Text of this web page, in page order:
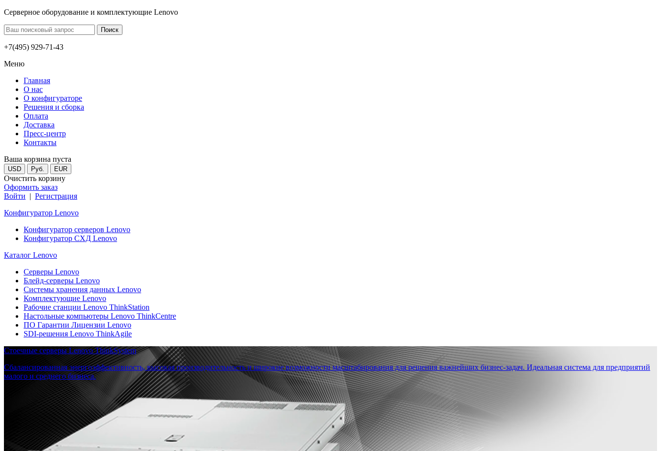
Серверное оборудование и комплектующие Lenovo
+7(495) 929-71-43
Меню
Главная
О нас
О конфигураторе
Решения и сборка
Оплата
Доставка
Пресс-центр
Контакты
Ваша корзина пуста
USD Руб. EUR
Очистить корзину
Оформить заказ
Войти | Регистрация
Конфигуратор Lenovo
Конфигуратор серверов Lenovo
Конфигуратор СХД Lenovo
Каталог Lenovo
Серверы Lenovo
Блейд-серверы Lenovo
Системы хранения данных Lenovo
Комплектующие Lenovo
Рабочие станции Lenovo ThinkStation
Настольные компьютеры Lenovo ThinkCentre
ПО Гарантии Лицензии Lenovo
SDI-решения Lenovo ThinkAgile
Стоечные серверы Lenovo ThinkSystem
Сбалансированная энергоэффективность, высокая производительность и широкие возможности масштабирования для решения важнейших бизнес-задач. Идеальная система для предприятий
малого и среднего бизнеса.